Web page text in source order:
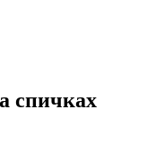
спичках